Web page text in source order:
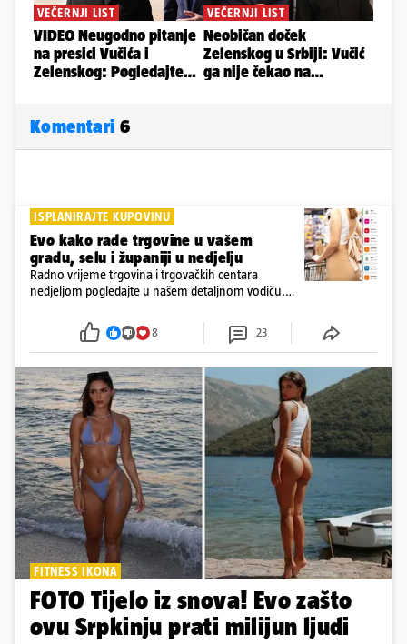
Komentari 6
ISPLANIRAJTE KUPOVINU
Evo kako rade trgovine u vašem
gradu, selu i županiji u nedjelju
Radno vrijeme trgovina i trgovačkih centara
nedjeljom pogledajte u našem detaljnom vodiču.
i šoping centri sami biraju koje će to nedjelje biti
8 23
FITNESS IKONA
FOTO Tijelo iz snova! Evo zašto
ovu Srpkinju prati milijun ljudi